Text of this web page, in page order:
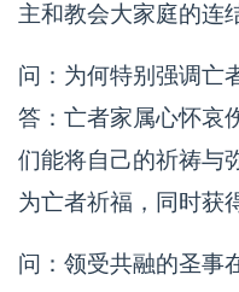
主和教会大家庭的连
问：为何特别强调亡
答：亡者家属心怀哀
们能将自己的祈祷与
为亡者祈福，同时获
问：领受共融的圣事